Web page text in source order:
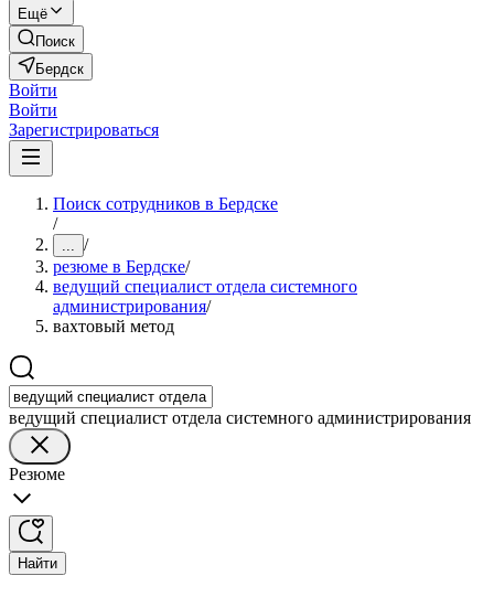
Ещё
Поиск
Бердск
Войти
Войти
Зарегистрироваться
Поиск сотрудников в Бердске
/
... /
резюме в Бердске/
ведущий специалист отдела системного
администрирования/
вахтовый метод
ведущий специалист отдела системного администрирования
Резюме
Найти